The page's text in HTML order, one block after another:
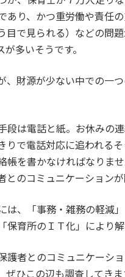
あり、かつ重労働や責任
目で見られる）などの問
多いそうです。
、財源が少ない中での一
段は電話と紙。お休みの
りで電話対応に追われる
帳を書かなければなりま
のコミュニケーションが
は、「事務・雑務の軽減
育所のＩＴ化」により解
護者とのコミュニケーシ
ひこの辺も調査してきま